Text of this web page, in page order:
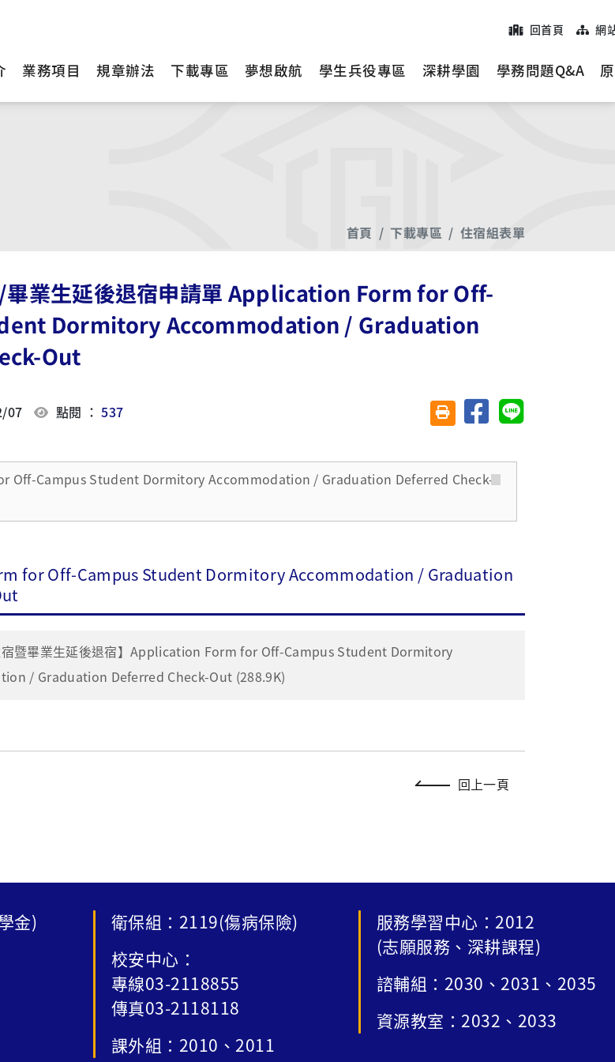
回首頁 網
業務項目 規章辦法 下載專區 夢想啟航 學生兵役專區 深耕學園 學務問題Q&A
首頁 下載專區 住宿組表單
畢業生延後退宿申請單 Application Form for Off-
Dormitory Accommodation / Graduation
Out
07 點閱 ：537 友善列印(另開視窗)
分享至臉書分享至 Line
Off-Campus Student Dormitory Accommodation / Graduation Deferred Check-
for Off-Campus Student Dormitory Accommodation / Graduation
宿暨畢業生延後退宿】Application Form for Off-Campus Student Dormitory
/ Graduation Deferred Check-Out (288.9K)
回上一頁
金)
衛保組：2119(傷病保險)
校安中心：
專線03-2118855
傳真03-2118118
課外組：2010、2011
服務學習中心：2012
(志願服務、深耕課程)
諮輔組：2030、2031、2035
資源教室：2032、2033